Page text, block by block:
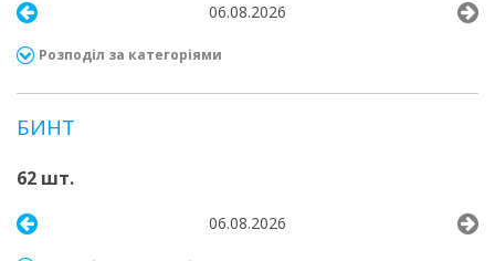
06.08.2026
Розподіл за категоріями
БИНТ
62 шт.
06.08.2026